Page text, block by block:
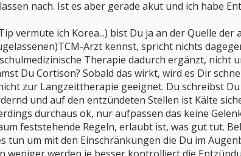
nach. Ist es aber gerade akut und ich habe
vermute ich Korea...) bist Du ja an der Quelle
Arzt kennst, spricht nichts
Therapie dadurch ergänzt, nicht
Du Cortison? Sobald das wirkt, wird es Dir
zur Langzeittherapie geeignet. Du schreibst
und auf den entzündeten Stellen ist Kälte
durchaus ok, nur aufpassen das keine
feststehende Regeln, erlaubt ist, was gut tut.
tun um mit den Einschränkungen die Du im